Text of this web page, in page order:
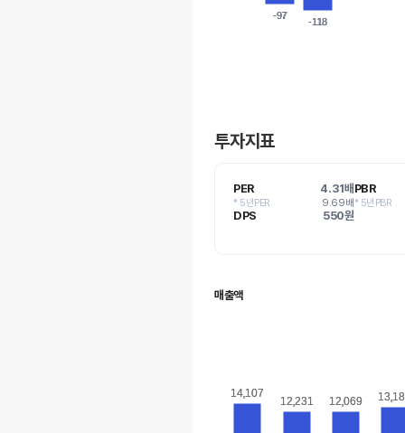
-97
-97
-118
-118
투자지표
PER 4.31배
* 5년PER 9.69배
PBR
* 5년PBR
DPS 550원
매출액
14,107
14,107
12,231
12,231 12,069
12,069